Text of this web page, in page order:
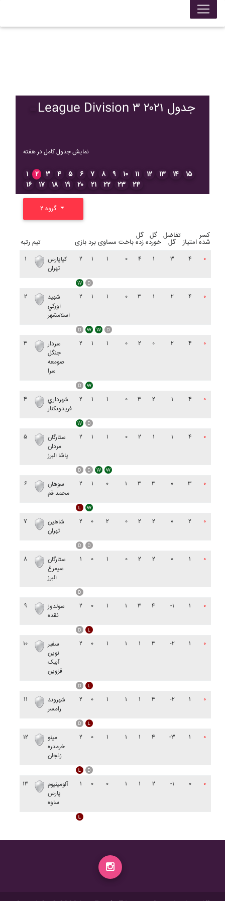
League Division ۳ ۲۰۲۱ جدول
نمایش جدول کامل در هفته
۱ ۲ ۳ ۴ ۵ ۶ ۷ ۸ ۹ ۱۰ ۱۱ ۱۲ ۱۳ ۱۴
۱۵
۱۶
۱۷ ۱۸ ۱۹ ۲۰ ۲۱ ۲۲ ۲۳ ۲۴
رتبه تیم بازی برد مساوی باخت
گل
زده
گل
خورده
تفاضل
گل امتیاز
کسر
شده
۱
کياپارس
تهران
۲ ۱ ۱ ۰ ۴ ۱ ۳ ۴ ۰
۲
شهيد
اورکي
اسلامشهر
۲ ۱ ۱ ۰ ۳ ۱ ۲ ۴ ۰
۳
سردار
جنگل
صومعه
سرا
۲ ۱ ۱ ۰ ۲ ۰ ۲ ۴ ۰
۴
شهرداري
فريدونکنار
۲ ۱ ۱ ۰ ۳ ۲ ۱ ۴ ۰
۵
ستارگان
مردان
پاشا البرز
۲ ۱ ۱ ۰ ۲ ۱ ۱ ۴ ۰
۶
سوهان
محمد قم
۲ ۱ ۰ ۱ ۳ ۳ ۰ ۳ ۰
۷
شاهين
تهران
۲ ۰ ۲ ۰ ۲ ۲ ۰ ۲ ۰
۸
ستارگان
سيمرغ
البرز
۱ ۰ ۱ ۰ ۲ ۲ ۰ ۱ ۰
۹
سولدوز
نقده
۲ ۰ ۱ ۱ ۳ ۴ -۱ ۱ ۰
۱۰
سفير
نوين
آبيک
قزوين
۲ ۰ ۱ ۱ ۱ ۳ -۲ ۱ ۰
۱۱
شهروند
رامسر
۲ ۰ ۱ ۱ ۱ ۳ -۲ ۱ ۰
۱۲
مينو
خرمدره
زنجان
۲ ۰ ۱ ۱ ۱ ۴ -۳ ۱ ۰
۱۳
آلومينيوم
پارس
ساوه
۱ ۰ ۰ ۱ ۱ ۲ -۱ ۰ ۰